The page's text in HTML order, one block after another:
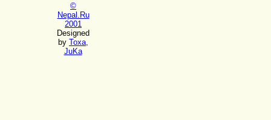
©
Nepal.Ru
2001
Designed
by Toxa,
JuKa